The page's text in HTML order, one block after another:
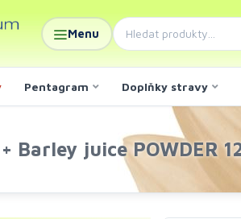
Menu
Pentagram Doplňky stravy
+ Barley juice POWDER